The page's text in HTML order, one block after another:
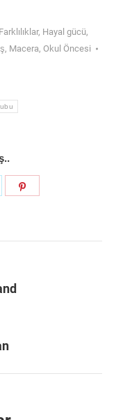
Farklılıklar, Hayal gücü,
, Macera, Okul Öncesi